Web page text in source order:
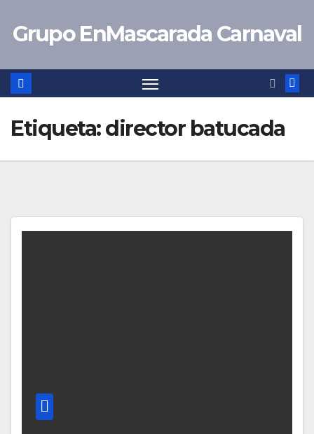
Grupo EnMascarada Carnaval
Etiqueta:director batucada